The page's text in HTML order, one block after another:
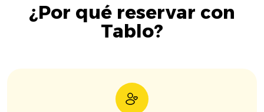
¿Por qué reservar con
Tablo?